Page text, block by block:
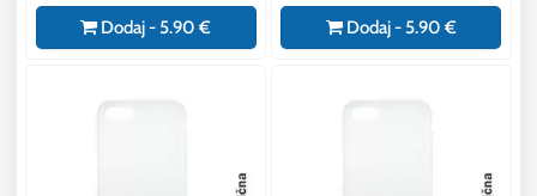
Dodaj - 5.90 € Dodaj - 5.90 €